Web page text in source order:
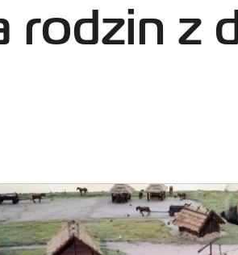
DLA SENIOREK
LATO - OFERTA DLA
GRUP
ZORGANIZOWANYCH
rodzin z